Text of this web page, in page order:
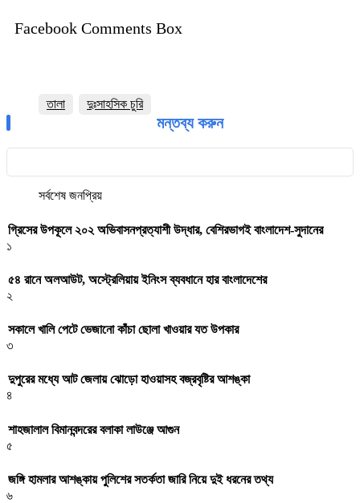
Facebook Comments Box
তালা দুঃসাহসিক চুরি
মন্তব্য করুন
সর্বশেষ জনপ্রিয়
গ্রিসের উপকূলে ২০২ অভিবাসনপ্রত্যাশী উদ্ধার, বেশিরভাগই বাংলাদেশ-সুদানের
১
৫৪ রানে অলআউট, অস্ট্রেলিয়ায় ইনিংস ব্যবধানে হার বাংলাদেশের
২
সকালে খালি পেটে ভেজানো কাঁচা ছোলা খাওয়ার যত উপকার
৩
দুপুরের মধ্যে আট জেলায় ঝোড়ো হাওয়াসহ বজ্রবৃষ্টির আশঙ্কা
৪
শাহজালাল বিমানবন্দরের বলাকা লাউঞ্জে আগুন
৫
জঙ্গি হামলার আশঙ্কায় পুলিশের সতর্কতা জারি নিয়ে দুই ধরনের তথ্য
৬